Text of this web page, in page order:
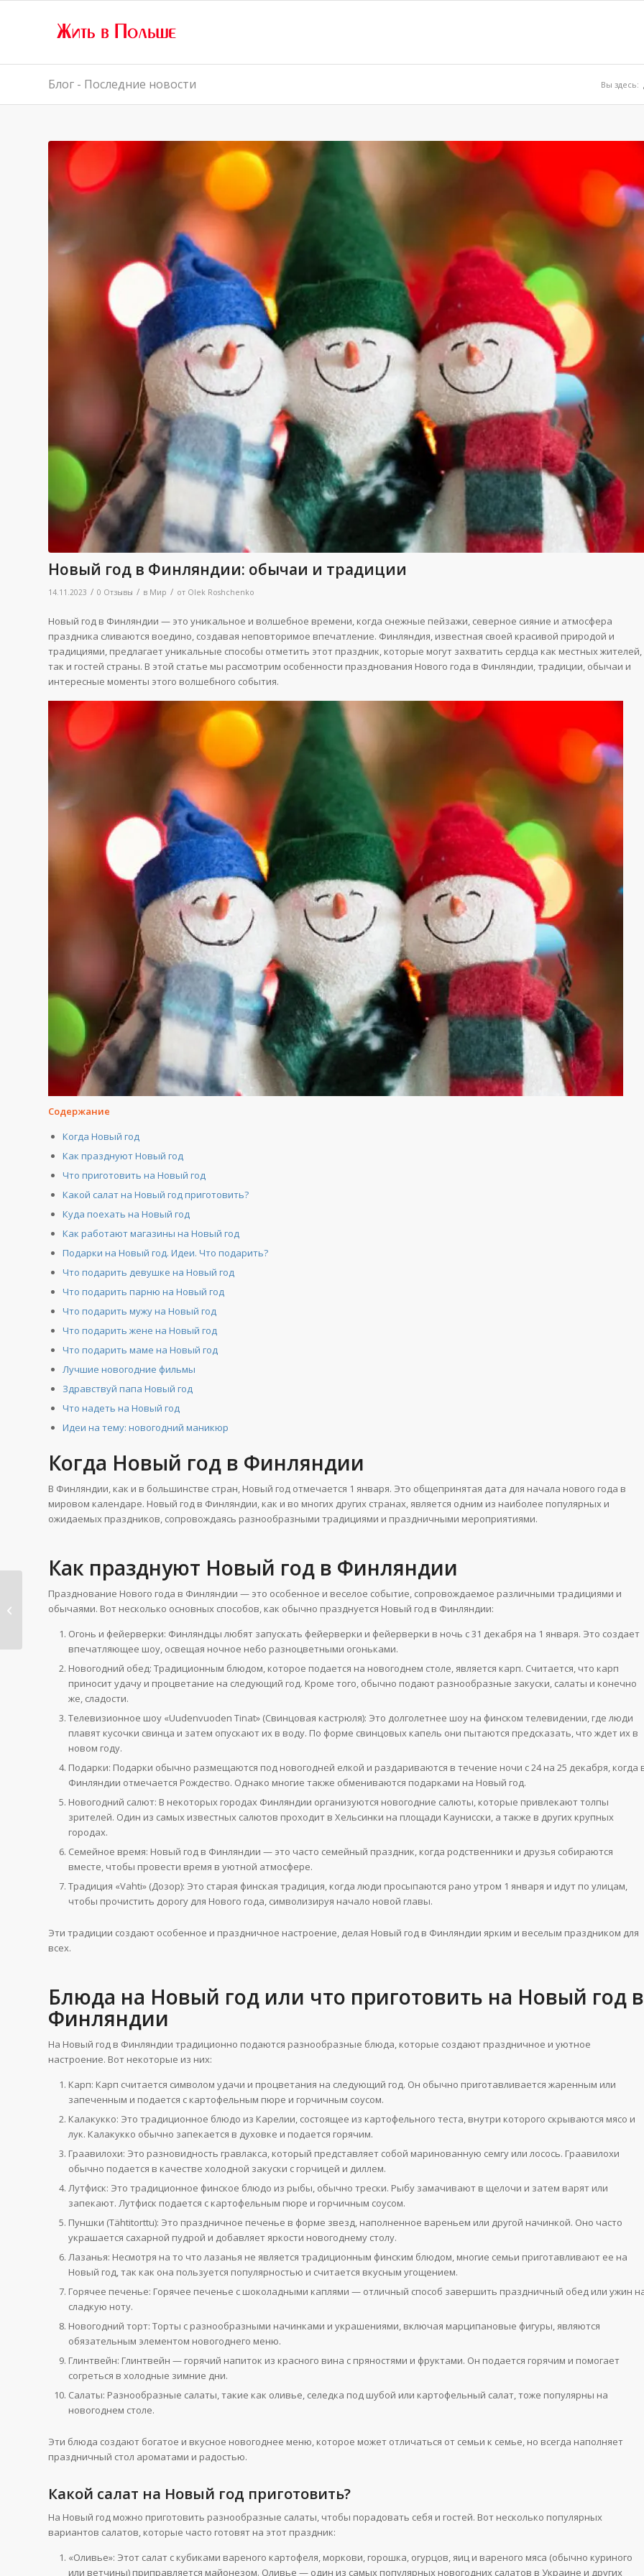
Блог - Последние новости Вы здесь:
Новый год в Финляндии: обычаи и традиции
14.11.2023 / 0 Отзывы / в Мир / от Olek Roshchenko
Новый год в Финляндии — это уникальное и волшебное времени, когда снежные пейзажи, северное сияние и атмосфера
праздника сливаются воедино, создавая неповторимое впечатление. Финляндия, известная своей красивой природой и
традициями, предлагает уникальные способы отметить этот праздник, которые могут захватить сердца как местных жителей,
так и гостей страны. В этой статье мы рассмотрим особенности празднования Нового года в Финляндии, традиции, обычаи и
интересные моменты этого волшебного события.
Содержание
Когда Новый год
Как празднуют Новый год
Что приготовить на Новый год
Какой салат на Новый год приготовить?
Куда поехать на Новый год
Как работают магазины на Новый год
Подарки на Новый год. Идеи. Что подарить?
Что подарить девушке на Новый год
Что подарить парню на Новый год
Что подарить мужу на Новый год
Что подарить жене на Новый год
Что подарить маме на Новый год
Лучшие новогодние фильмы
Здравствуй папа Новый год
Что надеть на Новый год
Идеи на тему: новогодний маникюр
Когда Новый год в Финляндии
В Финляндии, как и в большинстве стран, Новый год отмечается 1 января. Это общепринятая дата для начала нового года в
мировом календаре. Новый год в Финляндии, как и во многих других странах, является одним из наиболее популярных и
ожидаемых праздников, сопровождаясь разнообразными традициями и праздничными мероприятиями.
Как празднуют Новый год в Финляндии
Празднование Нового года в Финляндии — это особенное и веселое событие, сопровождаемое различными традициями и
обычаями. Вот несколько основных способов, как обычно празднуется Новый год в Финляндии:
Огонь и фейерверки: Финляндцы любят запускать фейерверки и фейерверки в ночь с 31 декабря на 1 января. Это создает
впечатляющее шоу, освещая ночное небо разноцветными огоньками.
Новогодний обед: Традиционным блюдом, которое подается на новогоднем столе, является карп. Считается, что карп
приносит удачу и процветание на следующий год. Кроме того, обычно подают разнообразные закуски, салаты и конечно
же, сладости.
Телевизионное шоу «Uudenvuoden Tinat» (Свинцовая кастрюля): Это долголетнее шоу на финском телевидении, где люди
плавят кусочки свинца и затем опускают их в воду. По форме свинцовых капель они пытаются предсказать, что ждет их в
новом году.
Подарки: Подарки обычно размещаются под новогодней елкой и раздариваются в течение ночи с 24 на 25 декабря, когда
Финляндии отмечается Рождество. Однако многие также обмениваются подарками на Новый год.
Новогодний салют: В некоторых городах Финляндии организуются новогодние салюты, которые привлекают толпы
зрителей. Один из самых известных салютов проходит в Хельсинки на площади Каунисски, а также в других крупных
городах.
Семейное время: Новый год в Финляндии — это часто семейный праздник, когда родственники и друзья собираются
вместе, чтобы провести время в уютной атмосфере.
Традиция «Vahti» (Дозор): Это старая финская традиция, когда люди просыпаются рано утром 1 января и идут по улицам,
чтобы прочистить дорогу для Нового года, символизируя начало новой главы.
Эти традиции создают особенное и праздничное настроение, делая Новый год в Финляндии ярким и веселым праздником для
всех.
Блюда на Новый год или что приготовить на Новый год в
Финляндии
На Новый год в Финляндии традиционно подаются разнообразные блюда, которые создают праздничное и уютное
настроение. Вот некоторые из них:
Карп: Карп считается символом удачи и процветания на следующий год. Он обычно приготавливается жаренным или
запеченным и подается с картофельным пюре и горчичным соусом.
Калакукко: Это традиционное блюдо из Карелии, состоящее из картофельного теста, внутри которого скрываются мясо и
лук. Калакукко обычно запекается в духовке и подается горячим.
Граавилохи: Это разновидность гравлакса, который представляет собой маринованную семгу или лосось. Граавилохи
обычно подается в качестве холодной закуски с горчицей и диллем.
Лутфиск: Это традиционное финское блюдо из рыбы, обычно трески. Рыбу замачивают в щелочи и затем варят или
запекают. Лутфиск подается с картофельным пюре и горчичным соусом.
Пуншки (Tähtitorttu): Это праздничное печенье в форме звезд, наполненное вареньем или другой начинкой. Оно часто
украшается сахарной пудрой и добавляет яркости новогоднему столу.
Лазанья: Несмотря на то что лазанья не является традиционным финским блюдом, многие семьи приготавливают ее на
Новый год, так как она пользуется популярностью и считается вкусным угощением.
Горячее печенье: Горячее печенье с шоколадными каплями — отличный способ завершить праздничный обед или ужин
сладкую ноту.
Новогодний торт: Торты с разнообразными начинками и украшениями, включая марципановые фигуры, являются
обязательным элементом новогоднего меню.
Глинтвейн: Глинтвейн — горячий напиток из красного вина с пряностями и фруктами. Он подается горячим и помогает
согреться в холодные зимние дни.
Салаты: Разнообразные салаты, такие как оливье, селедка под шубой или картофельный салат, тоже популярны на
новогоднем столе.
Эти блюда создают богатое и вкусное новогоднее меню, которое может отличаться от семьи к семье, но всегда наполняет
праздничный стол ароматами и радостью.
Какой салат на Новый год приготовить?
На Новый год можно приготовить разнообразные салаты, чтобы порадовать себя и гостей. Вот несколько популярных
вариантов салатов, которые часто готовят на этот праздник:
«Оливье»: Этот салат с кубиками вареного картофеля, моркови, горошка, огурцов, яиц и вареного мяса (обычно куриного
или ветчины) приправляется майонезом. Оливье — один из самых популярных новогодних салатов в Украине и других
Новый год в Украине: